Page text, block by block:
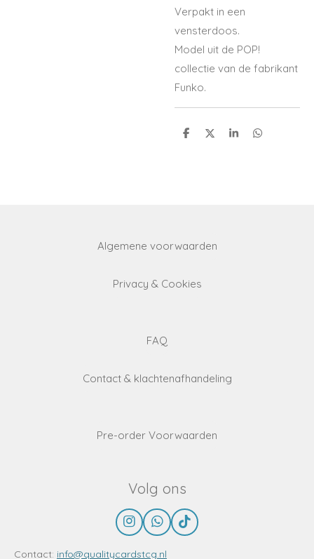
Verpakt in een
vensterdoos.
Model uit de POP!
collectie van de fabrikant
Funko.
S
S
S
S
Algemene voorwaarden
Privacy & Cookies
FAQ
Contact & klachtenafhandeling
Pre-order Voorwaarden
Volg ons
I
n
s
W
h
a
T
i
Contact: info@qualitycardstcg.nl